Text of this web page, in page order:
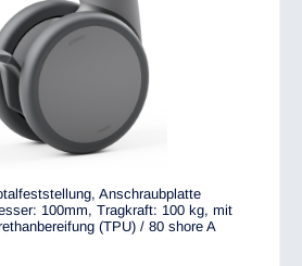
Anschraubplatte
100mm, Tragkraft: 100 kg, mit
(TPU) / 80 shore A